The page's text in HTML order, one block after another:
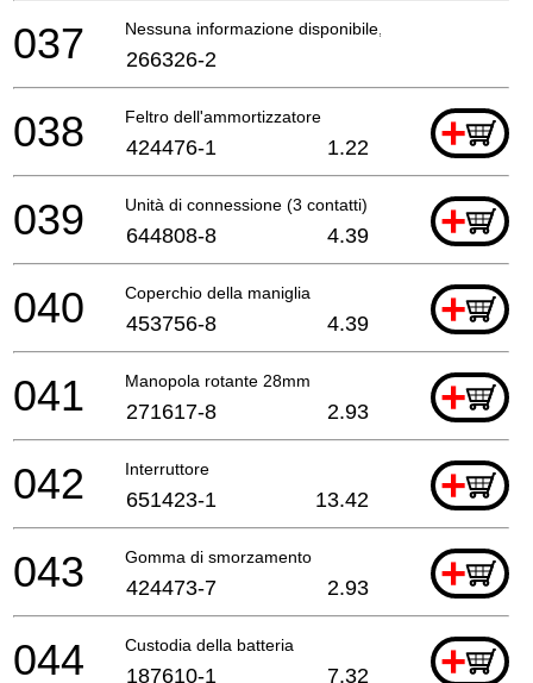
Nessuna informazione disponibile, non ordinabile
037 266326-2
Feltro dell'ammortizzatore +
038 424476-1 1.22
Unità di connessione (3 contatti) +
039 644808-8 4.39
Coperchio della maniglia +
040 453756-8 4.39
Manopola rotante 28mm +
041 271617-8 2.93
Interruttore +
042 651423-1 13.42
Gomma di smorzamento +
043 424473-7 2.93
Custodia della batteria +
044 187610-1 7.32